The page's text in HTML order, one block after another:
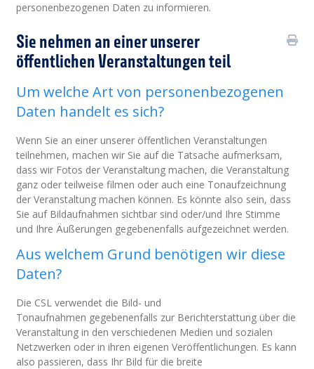
personenbezogenen Daten zu informieren.
Sie nehmen an einer unserer
öffentlichen Veranstaltungen teil
Um welche Art von personenbezogenen
Daten handelt es sich?
Wenn Sie an einer unserer öffentlichen Veranstaltungen
teilnehmen, machen wir Sie auf die Tatsache aufmerksam,
dass wir Fotos der Veranstaltung machen, die Veranstaltung
ganz oder teilweise filmen oder auch eine Tonaufzeichnung
der Veranstaltung machen können. Es könnte also sein, dass
Sie auf Bildaufnahmen sichtbar sind oder/und Ihre Stimme
und Ihre Äußerungen gegebenenfalls aufgezeichnet werden.
Aus welchem Grund benötigen wir diese
Daten?
Die CSL verwendet die Bild- und
Tonaufnahmen gegebenenfalls zur Berichterstattung über die
Veranstaltung in den verschiedenen Medien und sozialen
Netzwerken oder in ihren eigenen Veröffentlichungen. Es kann
also passieren, dass Ihr Bild für die breite